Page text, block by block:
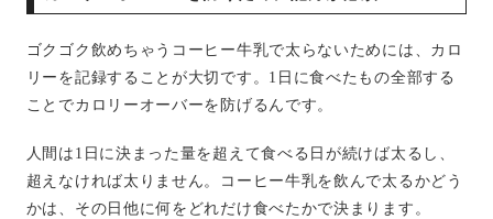
ゴクゴク飲めちゃうコーヒー牛乳で太らないためには、カロ
リーを記録することが大切です。1日に食べたもの全部する
ことでカロリーオーバーを防げるんです。
人間は1日に決まった量を超えて食べる日が続けば太るし、
超えなければ太りません。コーヒー牛乳を飲んで太るかどう
かは、その日他に何をどれだけ食べたかで決まります。